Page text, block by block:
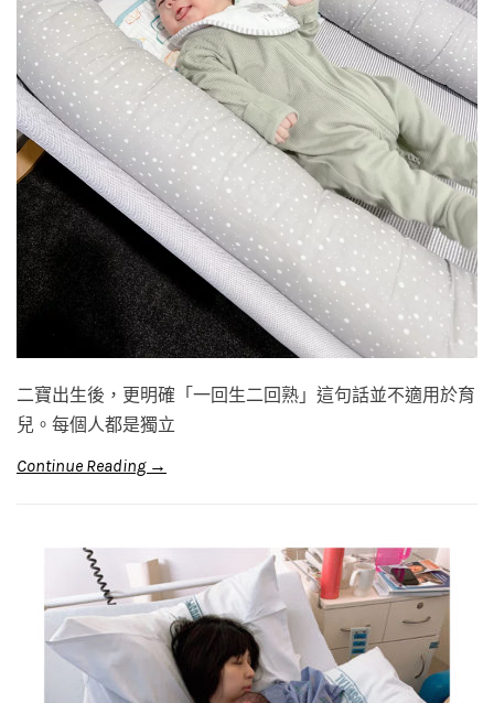
二寶出生後，更明確「一回生二回熟」這句話並不適用於育
兒。每個人都是獨立
Continue Reading →